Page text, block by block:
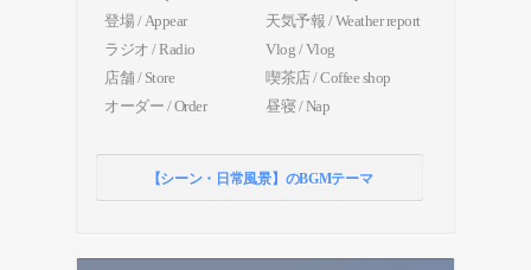
登場 / Appear
天気予報 / Weather report
ラジオ / Radio
Vlog / Vlog
店舗 / Store
喫茶店 / Coffee shop
オーダー / Order
昼寝 / Nap
【シーン・日常風景】のBGMテーマ